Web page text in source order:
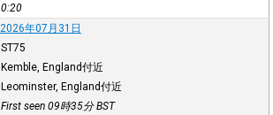
0:20
2026年07月31日
ST75
Kemble, England付近
Leominster, England付近
First seen 09時35分BST